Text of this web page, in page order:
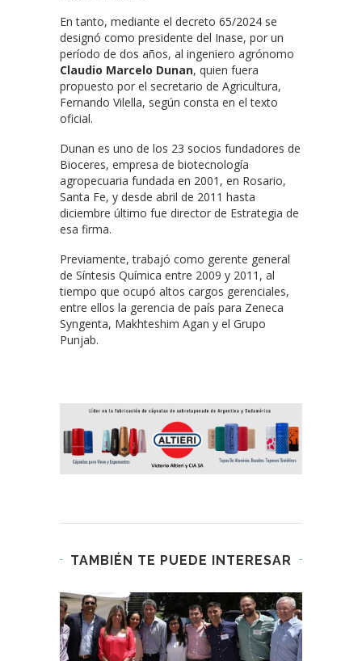
En tanto, mediante el decreto 65/2024 se
designó como presidente del Inase, por un
período de dos años, al ingeniero agrónomo
Claudio Marcelo Dunan, quien fuera
propuesto por el secretario de Agricultura,
Fernando Vilella, según consta en el texto
oficial.
Dunan es uno de los 23 socios fundadores de
Bioceres, empresa de biotecnología
agropecuaria fundada en 2001, en Rosario,
Santa Fe, y desde abril de 2011 hasta
diciembre último fue director de Estrategia de
esa firma.
Previamente, trabajó como gerente general
de Síntesis Química entre 2009 y 2011, al
tiempo que ocupó altos cargos gerenciales,
entre ellos la gerencia de país para Zeneca
Syngenta, Makhteshim Agan y el Grupo
Punjab.
TAMBIÉN TE PUEDE INTERESAR